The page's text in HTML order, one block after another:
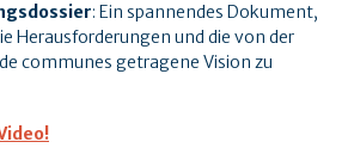
: Ein spannendes Dokument,
Herausforderungen und die von der
communes getragene Vision zu